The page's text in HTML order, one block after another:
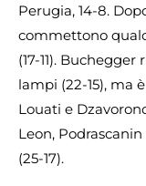
Perugia, 14-8.
commettono
(17-11).
lampi (22-15), ma
Louati e
Leon,
(25-17).